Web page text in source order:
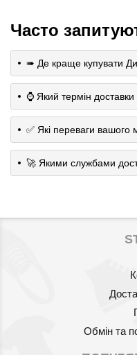
Часто
➠ Де краще купувати
⌚️ Який термін доставки
✅ Які переваги вашого
🚀 Якими службами
Обмін та